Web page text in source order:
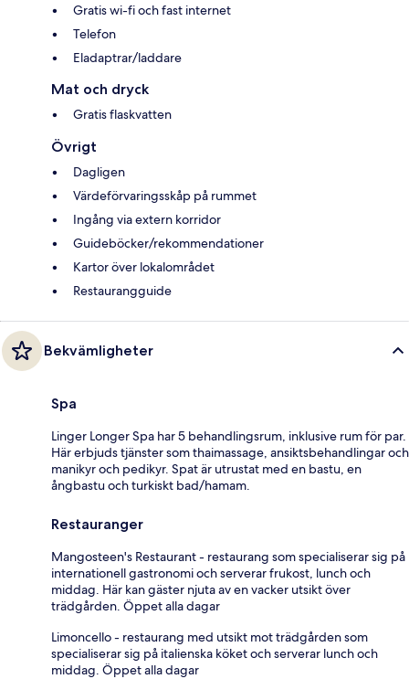
Gratis wi-fi och fast internet
Telefon
Eladaptrar/laddare
Mat och dryck
Gratis flaskvatten
Övrigt
Dagligen
Värdeförvaringsskåp på rummet
Ingång via extern korridor
Guideböcker/rekommendationer
Kartor över lokalområdet
Restaurangguide
Bekvämligheter
Spa
Linger Longer Spa har 5 behandlingsrum, inklusive rum för par.
Här erbjuds tjänster som thaimassage, ansiktsbehandlingar och
manikyr och pedikyr. Spat är utrustat med en bastu, en
ångbastu och turkiskt bad/hamam.
Restauranger
Mangosteen's Restaurant - restaurang som specialiserar sig på
internationell gastronomi och serverar frukost, lunch och
middag. Här kan gäster njuta av en vacker utsikt över
trädgården. Öppet alla dagar
Limoncello - restaurang med utsikt mot trädgården som
specialiserar sig på italienska köket och serverar lunch och
middag. Öppet alla dagar